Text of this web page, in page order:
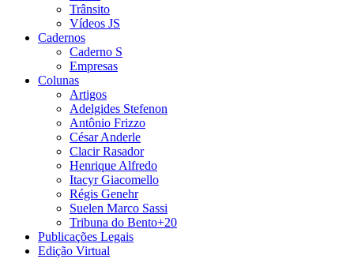
Trânsito
Vídeos JS
Cadernos
Caderno S
Empresas
Colunas
Artigos
Adelgides Stefenon
Antônio Frizzo
César Anderle
Clacir Rasador
Henrique Alfredo
Itacyr Giacomello
Régis Genehr
Suelen Marco Sassi
Tribuna do Bento+20
Publicações Legais
Edição Virtual